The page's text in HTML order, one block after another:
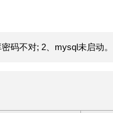
码不对; 2、mysql未启动。